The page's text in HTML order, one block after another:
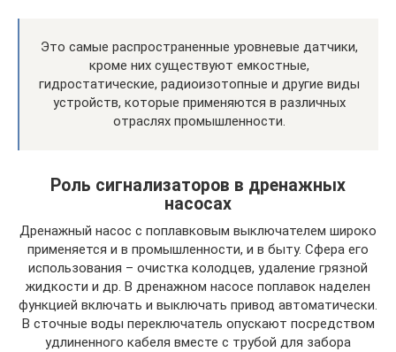
Это самые распространенные уровневые датчики,
кроме них существуют емкостные,
гидростатические, радиоизотопные и другие виды
устройств, которые применяются в различных
отраслях промышленности.
Роль сигнализаторов в дренажных
насосах
Дренажный насос с поплавковым выключателем широко
применяется и в промышленности, и в быту. Сфера его
использования – очистка колодцев, удаление грязной
жидкости и др. В дренажном насосе поплавок наделен
функцией включать и выключать привод автоматически.
В сточные воды переключатель опускают посредством
удлиненного кабеля вместе с трубой для забора